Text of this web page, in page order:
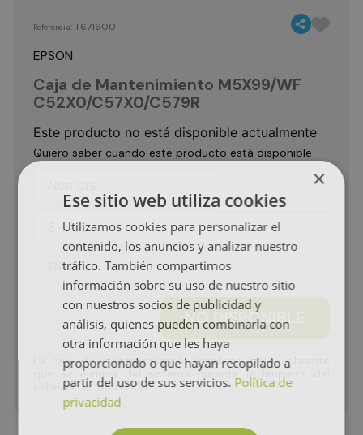
Referencia:T671600
EPSON
Caja de Mantenimiento M5X99/WF
C52X0/C57X0/C579R
Este producto no está disponible actualmente
Quiero saber cuando este producto está disponible
ENVIAR
NO DISPONIBLE
La caja de mantenimiento almacena tinta sobrante
que se elimina del sistema durante la limpieza del
cabezal de impresión.
×
Ese sitio web utiliza cookies
Utilizamos cookies para personalizar el
contenido, los anuncios y analizar nuestro
tráfico. También compartimos
información sobre su uso de nuestro sitio
con nuestros socios de publicidad y
análisis, quienes pueden combinarla con
otra información que les haya
proporcionado o que hayan recopilado a
partir del uso de sus servicios. Política de
privacidad